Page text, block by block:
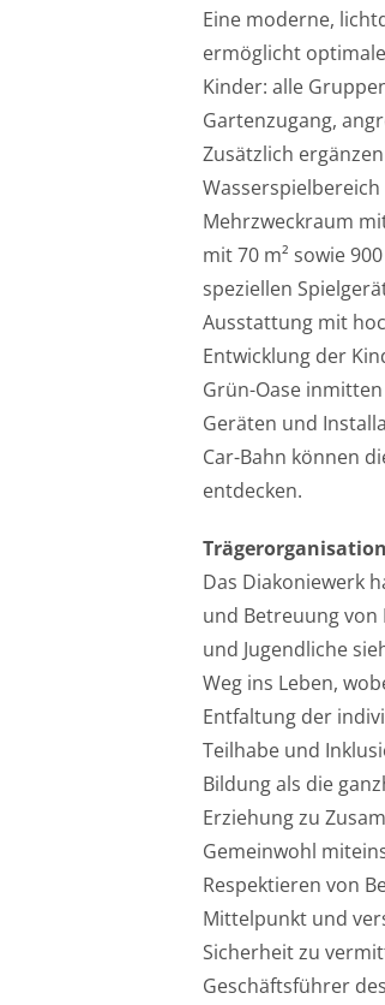
Eine moderne,
ermöglicht
Kinder: alle
Gartenzugang,
Zusätzlich
Mehrzweckraum
mit 70 m² sowie
speziellen
Ausstattung mit
Entwicklung der
Grün-Oase
Geräten und
Car-Bahn können
entdecken.
Das Diakoniewerk
und Betreuung
und Jugendliche
Weg ins Leben,
Entfaltung der
Teilhabe und
Bildung als die
Erziehung zu
Gemeinwohl
Respektieren von
Mittelpunkt und
Sicherheit zu
Geschäftsführer